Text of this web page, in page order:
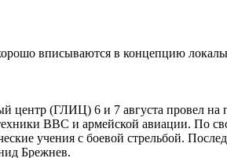
вписываются в концепцию
центр (ГЛИЦ) 6 и 7 августа провел
ВВС и армейской авиации. По
учения с боевой стрельбой.
Брежнев.